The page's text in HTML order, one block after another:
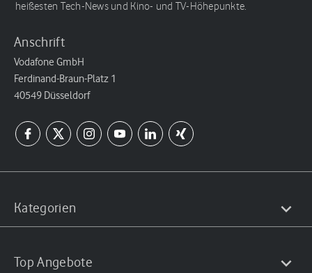
heißesten Tech-News und Kino- und TV-Höhepunkte.
Anschrift
Vodafone GmbH
Ferdinand-Braun-Platz 1
40549 Düsseldorf
Kategorien
Top Angebote